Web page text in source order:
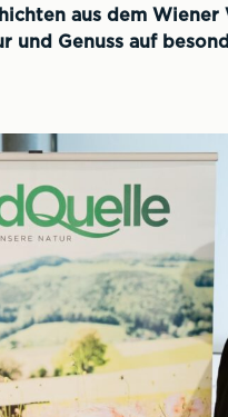
aus dem
Genuss auf